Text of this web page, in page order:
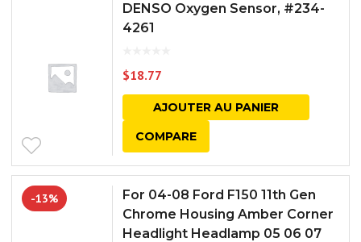
DENSO Oxygen Sensor, #234-
4261
$18.77
AJOUTER AU PANIER
COMPARE
-13%
For 04-08 Ford F150 11th Gen
Chrome Housing Amber Corner
Headlight Headlamp 05 06 07